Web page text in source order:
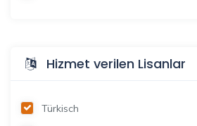
Hizmet verilen Lisanlar
Türkisch